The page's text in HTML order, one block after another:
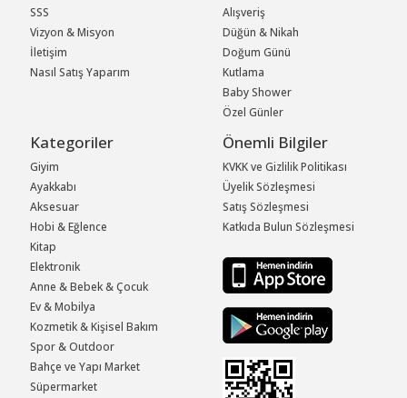
SSS
Vizyon & Misyon
İletişim
Nasıl Satış Yaparım
Alışveriş
Düğün & Nikah
Doğum Günü
Kutlama
Baby Shower
Özel Günler
Kategoriler
Giyim
Ayakkabı
Aksesuar
Hobi & Eğlence
Kitap
Elektronik
Anne & Bebek & Çocuk
Ev & Mobilya
Kozmetik & Kişisel Bakım
Spor & Outdoor
Bahçe ve Yapı Market
Süpermarket
Önemli Bilgiler
KVKK ve Gizlilik Politikası
Üyelik Sözleşmesi
Satış Sözleşmesi
Katkıda Bulun Sözleşmesi